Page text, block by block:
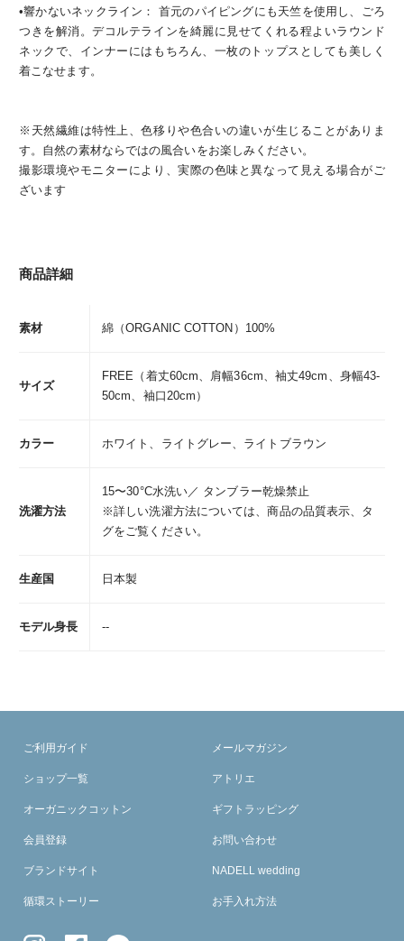
•響かないネックライン： 首元のパイピングにも天竺を使用し、ごろ
つきを解消。デコルテラインを綺麗に見せてくれる程よいラウンド
ネックで、インナーにはもちろん、一枚のトップスとしても美しく
着こなせます。
※天然繊維は特性上、色移りや色合いの違いが生じることがありま
す。自然の素材ならではの風合いをお楽しみください。
撮影環境やモニターにより、実際の色味と異なって見える場合がご
ざいます
商品詳細
素材 綿（ORGANIC COTTON）100%
サイズ
FREE（着丈60cm、肩幅36cm、袖丈49cm、身幅43-
50cm、袖口20cm）
カラー ホワイト、ライトグレー、ライトブラウン
洗濯方法
15〜30°C水洗い／ タンブラー乾燥禁止
※詳しい洗濯方法については、商品の品質表示、タ
グをご覧ください。
生産国 日本製
モデル身長 --
ご利用ガイド
ショップ一覧
オーガニックコットン
会員登録
ブランドサイト
循環ストーリー
メールマガジン
アトリエ
ギフトラッピング
お問い合わせ
NADELL wedding
お手入れ方法